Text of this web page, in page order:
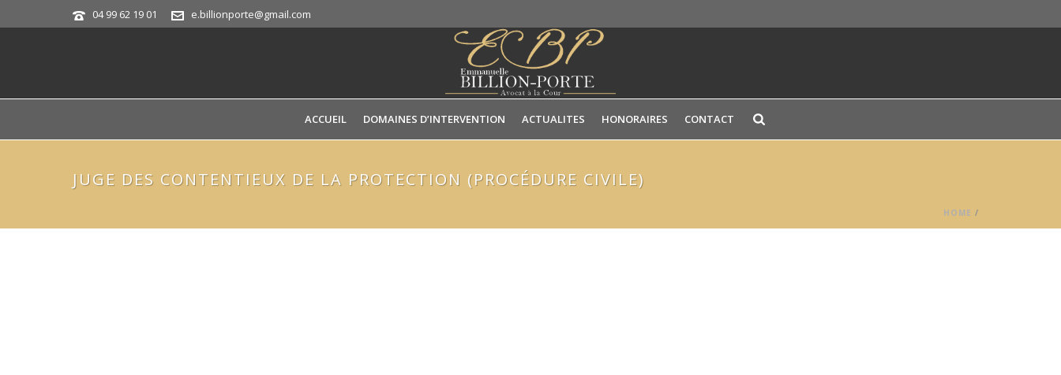
04 99 62 19 01 e.billionporte@gmail.com
ACCUEIL DOMAINES D’INTERVENTION ACTUALITES HONORAIRES CONTACT
JUGE DES CONTENTIEUX DE LA PROTECTION (PROCÉDURE CIVILE)
HOME /